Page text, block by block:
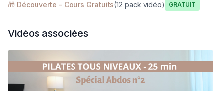
cours constitue une base solide pour optimiser vos séances et
🎁 Découverte - Cours Gratuits(12 pack vidéo) Gratuit
Vidéos associées